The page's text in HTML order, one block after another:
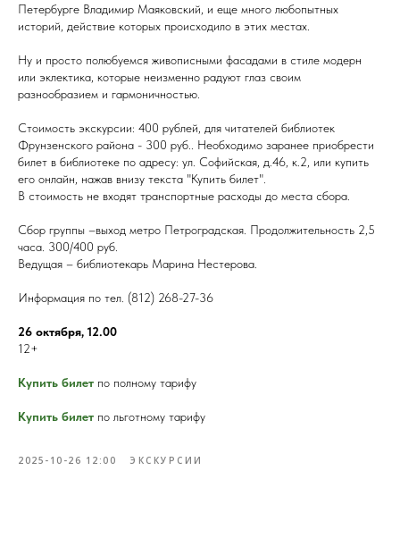
Петербурге Владимир Маяковский, и еще много любопытных
историй, действие которых происходило в этих местах.
Ну и просто полюбуемся живописными фасадами в стиле модерн
или эклектика, которые неизменно радуют глаз своим
разнообразием и гармоничностью.
Стоимость экскурсии: 400 рублей, для читателей библиотек
Фрунзенского района - 300 руб.. Необходимо заранее приобрести
билет в библиотеке по адресу: ул. Софийская, д.46, к.2, или купить
его онлайн, нажав внизу текста "Купить билет".
В стоимость не входят транспортные расходы до места сбора.
Сбор группы –выход метро Петроградская. Продолжительность 2,5
часа. 300/400 руб.
Ведущая – библиотекарь Марина Нестерова.
Информация по тел. (812) 268-27-36
26 октября, 12.00
12+
Купить билет по полному тарифу
Купить билет по льготному тарифу
2025-10-26 12:00 ЭКСКУРСИИ